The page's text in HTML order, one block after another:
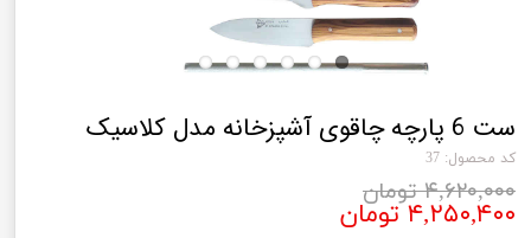
ست 6 پارچه چاقوی آشپزخانه مدل کلاسیک
کد محصول: 37
۴,۶۲۰,۰۰۰ تومان
۴,۲۵۰,۴۰۰ تومان